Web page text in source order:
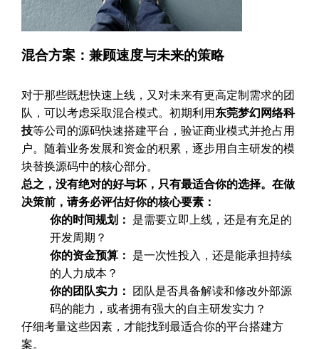
混合方案：兼顾速度与未来的策略
对于那些既想快速上线，又对未来有更高定制需求的团
队，可以考虑采取混合模式。初期利用 东莞梦幻网络科
技等公司的源码快速搭建平台，验证商业模式并抢占用
户。随着业务发展和资金的积累，逐步用自主研发的模
块替换源码中的核心部分。
总之，没有绝对的好与坏，只有最适合你的选择。在做
决策前，请务必评估好你的核心要素：
你的时间规划：
是需要立即上线，还是有充足的
开发周期？
你的资金预算：
是一次性投入，还是能承担持续
的人力成本？
你的团队实力：
团队是否具备解读和修改外部源
码的能力，或者拥有强大的自主研发实力？
仔细考量这些因素，才能找到最适合你的平台搭建方
案。